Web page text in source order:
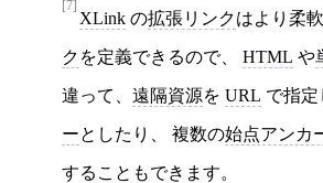
[7]
XLink の拡張リンクはより柔
ク を定義できるので、 HTML や
違って、 遠隔資源を URL で指定
ーとしたり、 複数の始点アンカ
することもできます。